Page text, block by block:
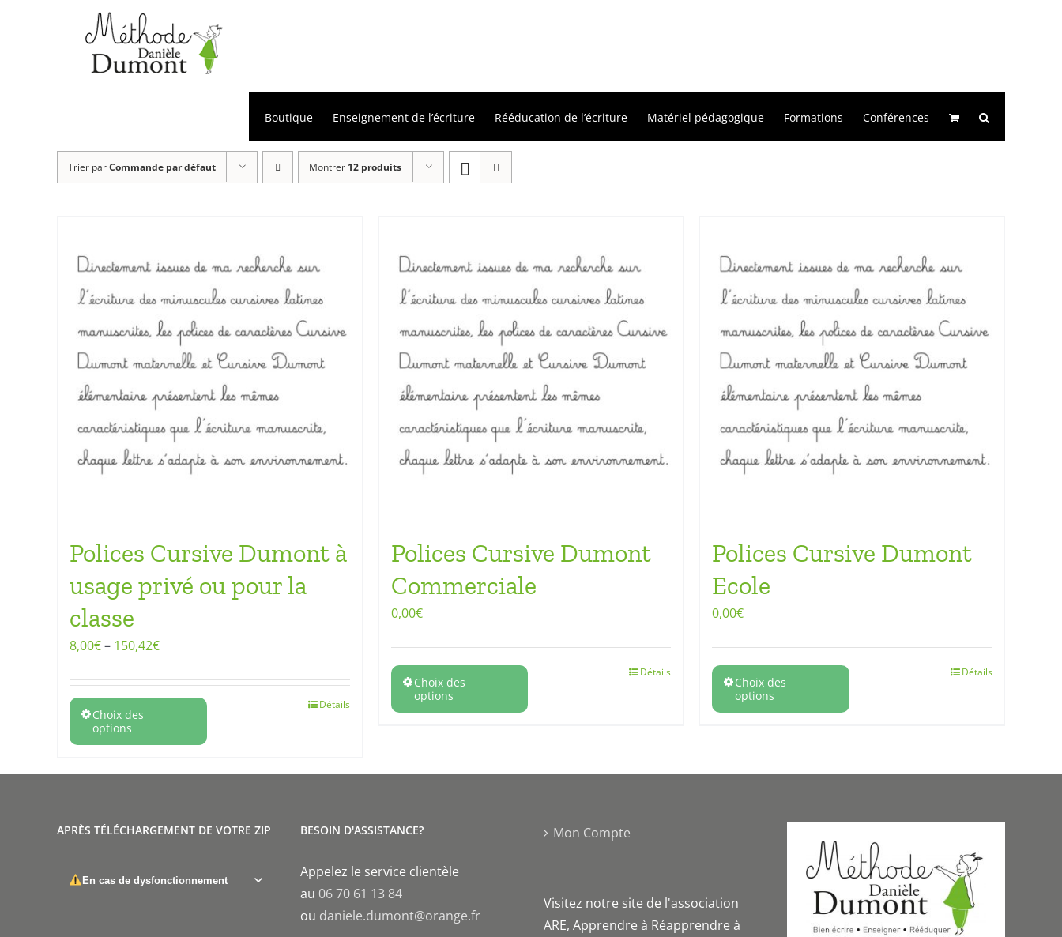
Boutique Enseignement de l’écriture Rééducation de l’écriture Matériel pédagogique Formations Conférences
Trier parCommande par défaut Montrer 12 produits
Polices Cursive Dumont à
usage privé ou pour la
classe
8,00€– 150,42€
Choix des
options
Détails
Polices Cursive Dumont
Commerciale
0,00€
Choix des
options
Détails
Polices Cursive Dumont
Ecole
0,00€
Choix des
options
Détails
APRÈS TÉLÉCHARGEMENT DE VOTRE ZIP
En cas de dysfonctionnement
BESOIN D'ASSISTANCE?
Appelez le service clientèle
au 06 70 61 13 84
ou daniele.dumont@orange.fr
Mon Compte
Visitez notre site de l'association
ARE, Apprendre à Réapprendre à